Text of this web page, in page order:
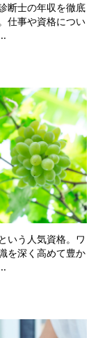
断士の年収を徹底
仕事や資格につい
いう人気資格。ワ
を深く高めて豊か